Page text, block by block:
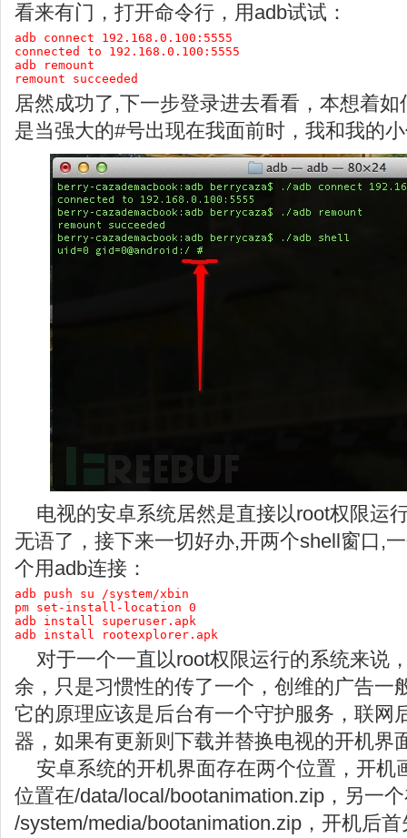
看来有门，打开命令行，用adb试试：
adb connect 192.168.0.100:5555
connected to 192.168.0.100:5555
adb remount
remount succeeded
居然成功了,下一步登录进去看看，本想着
是当强大的#号出现在我面前时，我和我的
电视的安卓系统居然是直接以root权限运
无语了，接下来一切好办,开两个shell窗口,
个用adb连接：
adb push su /system/xbin
pm set-install-location 0
adb install superuser.apk
adb install rootexplorer.apk
对于一个一直以root权限运行的系统来说
余，只是习惯性的传了一个，创维的广告一
它的原理应该是后台有一个守护服务，联网
器，如果有更新则下载并替换电视的开机界
安卓系统的开机界面存在两个位置，开机
位置在/data/local/bootanimation.zip，另一
/system/media/bootanimation.zip，开机后